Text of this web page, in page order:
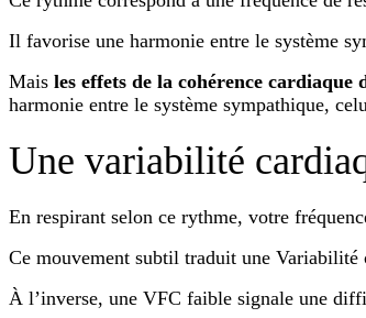
Il favorise une harmonie entre le système
Mais les effets de la cohérence cardiaque
harmonie entre le système sympathique,
Une variabilité
En respirant selon ce rythme, votre
Ce mouvement subtil traduit une Variabilité
À l’inverse, une VFC faible signale une